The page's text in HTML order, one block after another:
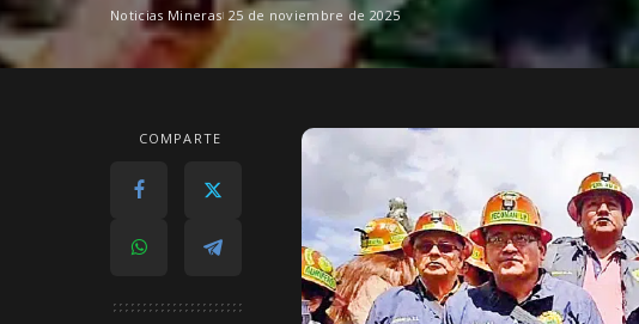
Noticias Mineras 25 de noviembre de 2025
COMPARTE